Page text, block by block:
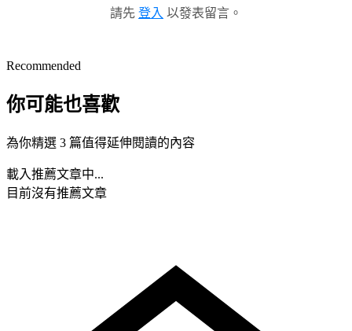
請先 登入 以發表留言。
Recommended
你可能也喜歡
為你精選 3 篇值得延伸閱讀的內容
載入推薦文章中...
目前沒有推薦文章